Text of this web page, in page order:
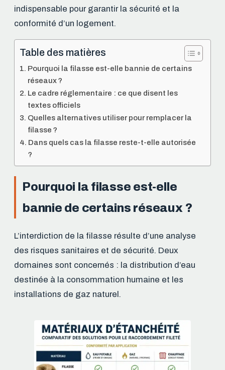
indispensable pour garantir la sécurité et la
conformité d’un logement.
Table des matières
Pourquoi la filasse est-elle bannie de certains
réseaux ?
Le cadre réglementaire : ce que disent les
textes officiels
Quelles alternatives utiliser pour remplacer la
filasse ?
Dans quels cas la filasse reste-t-elle autorisée
?
Pourquoi la filasse est-elle
bannie de certains réseaux ?
L’interdiction de la filasse résulte d’une analyse
des risques sanitaires et de sécurité. Deux
domaines sont concernés : la distribution d’eau
destinée à la consommation humaine et les
installations de gaz naturel.